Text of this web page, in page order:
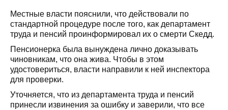
Местные власти пояснили, что действовали по
стандартной процедуре после того, как департамент
труда и пенсий проинформировал их о смерти Скедд.
Пенсионерка была вынуждена лично доказывать
чиновникам, что она жива. Чтобы в этом
удостовериться, власти направили к ней инспектора
для проверки.
Уточняется, что из департамента труда и пенсий
принесли извинения за ошибку и заверили, что все